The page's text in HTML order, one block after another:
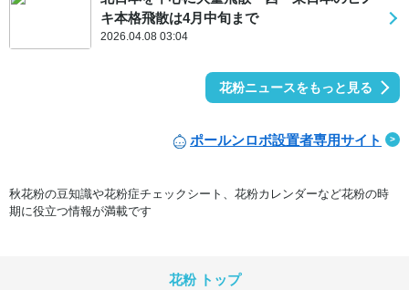
キ本格飛散は4月中旬まで
2026.04.08 03:04
花粉ニュースをもっと見る
ポールンロボ設置者専用サイト
秋花粉の豆知識や花粉症チェックシート、花粉カレンダーなど花粉の時
期に役立つ情報が満載です
花粉 トップ